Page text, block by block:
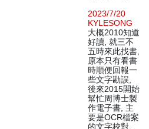
2023/7/20
KYLESONG
大概2010知道
好讀, 就三不
五時來此找書,
原本只有看書
時順便回報一
些文字勘誤,
後來2015開始
幫忙周博士製
作電子書, 主
要是OCR檔案
的文字校對,